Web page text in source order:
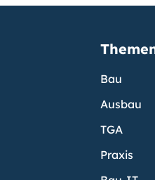
Bau
Ausbau
TGA
Praxis